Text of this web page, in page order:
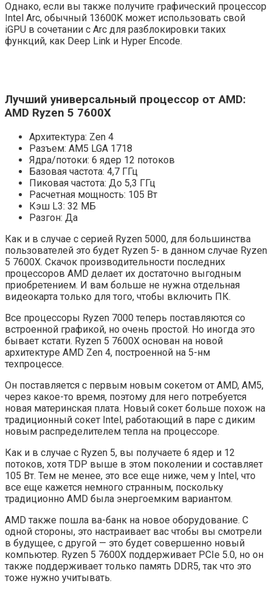
Однако, если вы также получите графический процессор
Intel Arc, обычный 13600K может использовать свой
iGPU в сочетании с Arc для разблокировки таких
функций, как Deep Link и Hyper Encode.
Лучший универсальный процессор от AMD:
AMD Ryzen 5 7600X
Архитектура: Zen 4
Разъем: AM5 LGA 1718
Ядра/потоки: 6 ядер 12 потоков
Базовая частота: 4,7 ГГц
Пиковая частота: До 5,3 ГГц
Расчетная мощность: 105 Вт
Кэш L3: 32 МБ
Разгон: Да
Как и в случае с серией Ryzen 5000, для большинства
пользователей это будет Ryzen 5- в данном случае Ryzen
5 7600X. Скачок производительности последних
процессоров AMD делает их достаточно выгодным
приобретением. И вам больше не нужна отдельная
видеокарта только для того, чтобы включить ПК.
Все процессоры Ryzen 7000 теперь поставляются со
встроенной графикой, но очень простой. Но иногда это
бывает кстати. Ryzen 5 7600X основан на новой
архитектуре AMD Zen 4, построенной на 5-нм
техпроцессе.
Он поставляется с первым новым сокетом от AMD, AM5,
через какое-то время, поэтому для него потребуется
новая материнская плата. Новый сокет больше похож на
традиционный сокет Intel, работающий в паре с диким
новым распределителем тепла на процессоре.
Как и в случае с Ryzen 5, вы получаете 6 ядер и 12
потоков, хотя TDP выше в этом поколении и составляет
105 Вт. Тем не менее, это все еще ниже, чем у Intel, что
все еще кажется немного странным, поскольку
традиционно AMD была энергоемким вариантом.
AMD также пошла ва-банк на новое оборудование. С
одной стороны, это настраивает вас чтобы вы смотрели
в будущее, с другой — это будет совершенно новый
компьютер. Ryzen 5 7600X поддерживает PCIe 5.0, но он
также поддерживает только память DDR5, так что это
тоже нужно учитывать.